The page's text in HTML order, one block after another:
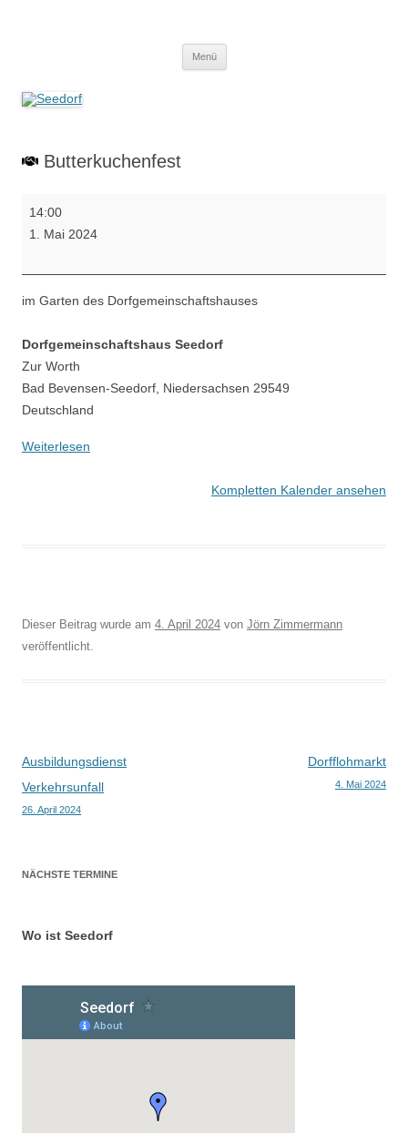
Menü
Butterkuchenfest
14:00
1. Mai 2024
im Garten des Dorfgemeinschaftshauses
Dorfgemeinschaftshaus Seedorf
Zur Worth
Bad Bevensen-Seedorf Niedersachsen 29549
Deutschland
Weiterlesen
Kompletten Kalender ansehen
Dieser Beitrag wurde am 4. April 2024 von Jörn Zimmermann
veröffentlicht.
Beitragsnavigation
Ausbildungsdienst
Verkehrsunfall
26. April 2024
Dorfflohmarkt
4. Mai 2024
NÄCHSTE TERMINE
Wo ist Seedorf